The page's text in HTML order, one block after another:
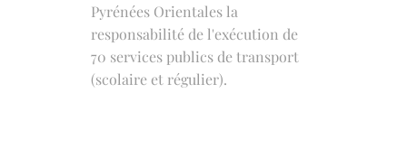
Pyrénées Orientales la
responsabilité de l'exécution de
70 services publics de transport
(scolaire et régulier).